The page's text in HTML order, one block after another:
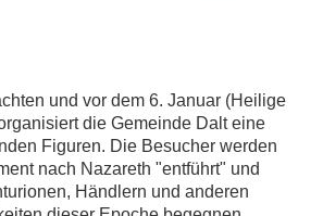
und vor dem 6. Januar (Heilige
die Gemeinde Dalt eine
Figuren. Die Besucher werden
nach Nazareth "entführt" und
Händlern und anderen